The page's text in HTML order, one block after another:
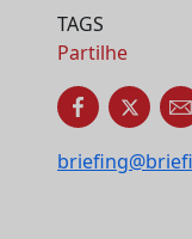
TAGS
Partilhe